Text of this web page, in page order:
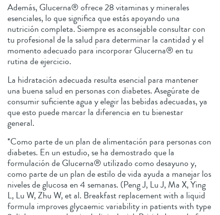
Además, Glucerna® ofrece 28 vitaminas y minerales
esenciales, lo que significa que estás apoyando una
nutrición completa. Siempre es aconsejable consultar con
tu profesional de la salud para determinar la cantidad y el
momento adecuado para incorporar Glucerna® en tu
rutina de ejercicio.
La hidratación adecuada resulta esencial para mantener
una buena salud en personas con diabetes. Asegúrate de
consumir suficiente agua y elegir las bebidas adecuadas, ya
que esto puede marcar la diferencia en tu bienestar
general.
*Como parte de un plan de alimentación para personas con
diabetes. En un estudio, se ha demostrado que la
formulación de Glucerna®️ utilizado como desayuno y,
como parte de un plan de estilo de vida ayuda a manejar los
niveles de glucosa en 4 semanas. (Peng J, Lu J, Ma X, Ying
L, Lu W, Zhu W, et al. Breakfast replacement with a liquid
formula improves glycaemic variability in patients with type